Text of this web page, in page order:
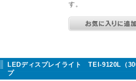
す。
LEDディスプレイライト TEI-9120L
プ